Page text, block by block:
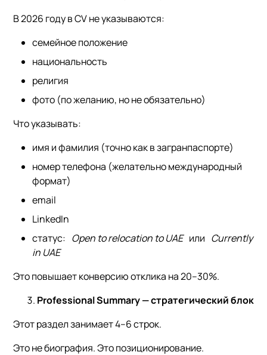
В 2026 году в CV не указываются:
семейное положение
национальность
религия
фото (по желанию, но не обязательно)
Что указывать:
имя и фамилия (точно как в загранпаспорте)
номер телефона (желательно международный
формат)
email
LinkedIn
статус: Open to relocation to UAEили Currently
in UAE
Это повышает конверсию отклика на 20–30%.
Professional Summary — стратегический блок
Этот раздел занимает 4–6 строк.
Это не биография. Это позиционирование.